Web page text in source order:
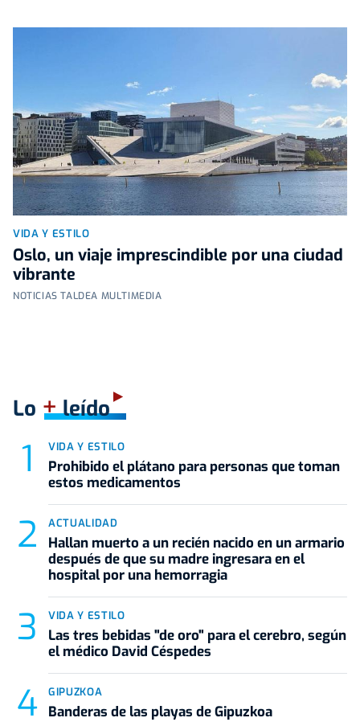
VIDA Y ESTILO
Oslo, un viaje imprescindible por una ciudad
vibrante
NOTICIAS TALDEA MULTIMEDIA
Lo +leído
VIDA Y ESTILO
Prohibido el plátano para personas que toman
estos medicamentos
ACTUALIDAD
Hallan muerto a un recién nacido en un armario
después de que su madre ingresara en el
hospital por una hemorragia
VIDA Y ESTILO
Las tres bebidas "de oro" para el cerebro, según
el médico David Céspedes
GIPUZKOA
Banderas de las playas de Gipuzkoa